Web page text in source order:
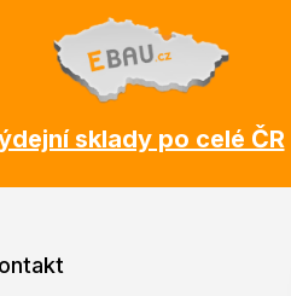
sklady po celé ČR